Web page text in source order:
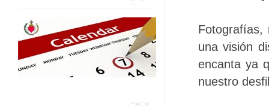
Fotografías,
una visión
encanta ya
nuestro